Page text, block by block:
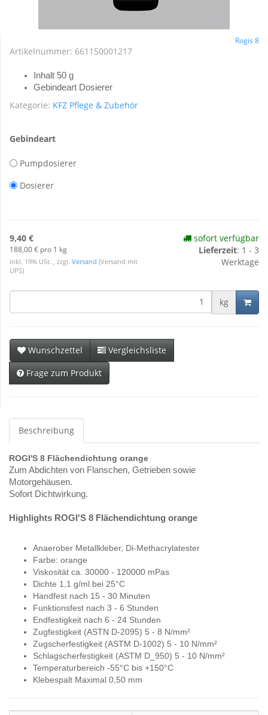
Rogis 8
Artikelnummer: 661150001217
Inhalt 50 g
Gebindeart Dosierer
Kategorie: KFZ Pflege & Zubehör
Gebindeart
Pumpdosierer
Dosierer
9,40 €
188,00 € pro 1 kg
inkl. 19% USt. , zzgl. Versand (Versand mit
UPS)
sofort verfügbar
Lieferzeit: 1 - 3
Werktage
kg
Wunschzettel
Vergleichsliste
Frage zum Produkt
Beschreibung
ROGI'S 8 Flächendichtung orange
Zum Abdichten von Flanschen, Getrieben sowie
Motorgehäusen.
Sofort Dichtwirkung.
Highlights ROGI'S 8 Flächendichtung orange
Anaerober Metallkleber, Di-Methacrylatester
Farbe: orange
Viskosität ca. 30000 - 120000 mPas
Dichte 1,1 g/ml bei 25°C
Handfest nach 15 - 30 Minuten
Funktionsfest nach 3 - 6 Stunden
Endfestigkeit nach 6 - 24 Stunden
Zugfestigkeit (ASTN D-2095) 5 - 8 N/mm²
Zugscherfestigkeit (ASTM D-1002) 5 - 10 N/mm²
Schlagscherfestigkeit (ASTM D_950) 5 - 10 N/mm²
Temperaturbereich -55°C bis +150°C
Klebespalt Maximal 0,50 mm